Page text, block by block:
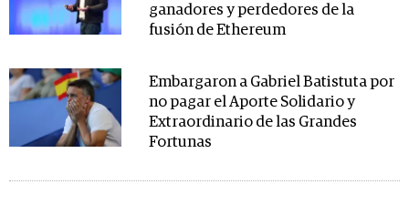
ganadores y perdedores de la
fusión de Ethereum
Embargaron a Gabriel Batistuta por
no pagar el Aporte Solidario y
Extraordinario de las Grandes
Fortunas